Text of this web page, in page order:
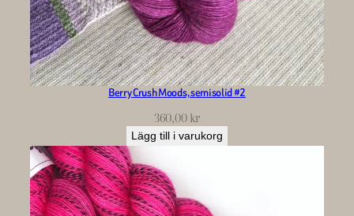
Berry Crush Moods, semisolid #2
360,00kr
Lägg till i varukorg